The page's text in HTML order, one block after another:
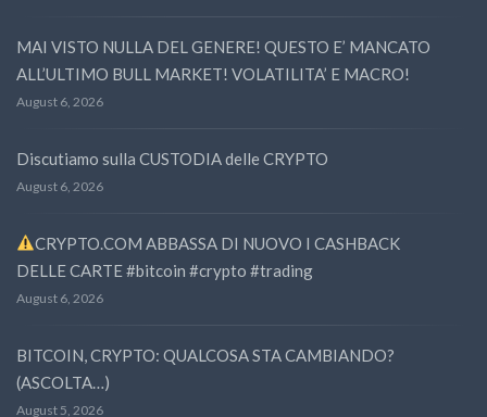
MAI VISTO NULLA DEL GENERE! QUESTO E’ MANCATO
ALL’ULTIMO BULL MARKET! VOLATILITA’ E MACRO!
August 6, 2026
Discutiamo sulla CUSTODIA delle CRYPTO
August 6, 2026
CRYPTO.COM ABBASSA DI NUOVO I CASHBACK
DELLE CARTE #bitcoin #crypto #trading
August 6, 2026
BITCOIN, CRYPTO: QUALCOSA STA CAMBIANDO?
(ASCOLTA…)
August 5, 2026